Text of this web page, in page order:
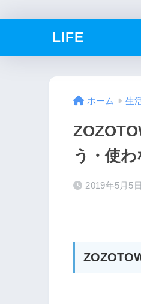
LIFE
ホーム 生
う・使
2019年5月5日